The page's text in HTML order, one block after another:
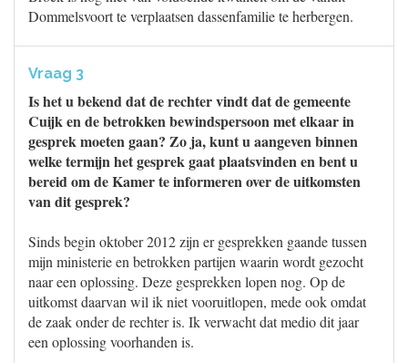
Dommelsvoort te verplaatsen dassenfamilie te herbergen.
Vraag 3
Is het u bekend dat de rechter vindt dat de gemeente
Cuijk en de betrokken bewindspersoon met elkaar in
gesprek moeten gaan? Zo ja, kunt u aangeven binnen
welke termijn het gesprek gaat plaatsvinden en bent u
bereid om de Kamer te informeren over de uitkomsten
van dit gesprek?
Sinds begin oktober 2012 zijn er gesprekken gaande tussen
mijn ministerie en betrokken partijen waarin wordt gezocht
naar een oplossing. Deze gesprekken lopen nog. Op de
uitkomst daarvan wil ik niet vooruitlopen, mede ook omdat
de zaak onder de rechter is. Ik verwacht dat medio dit jaar
een oplossing voorhanden is.